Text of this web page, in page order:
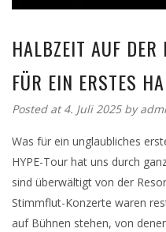
HALBZEIT AUF
FÜR EIN ERSTES
Posted at 4. Juli 2025 by
Was für ein unglaubliches
HYPE-Tour hat uns durch
sind überwältigt von der
Stimmflut-Konzerte waren
auf Bühnen stehen, von